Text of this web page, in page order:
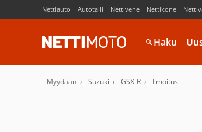
Nettiauto Autotalli Nettivene Nettikone
Haku
Myydään Suzuki GSX-R Ilmoitus